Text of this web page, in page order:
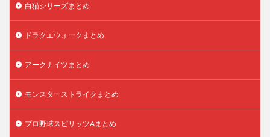
白猫シリーズまとめ
ドラクエウォークまとめ
アークナイツまとめ
モンスターストライクまとめ
プロ野球スピリッツAまとめ